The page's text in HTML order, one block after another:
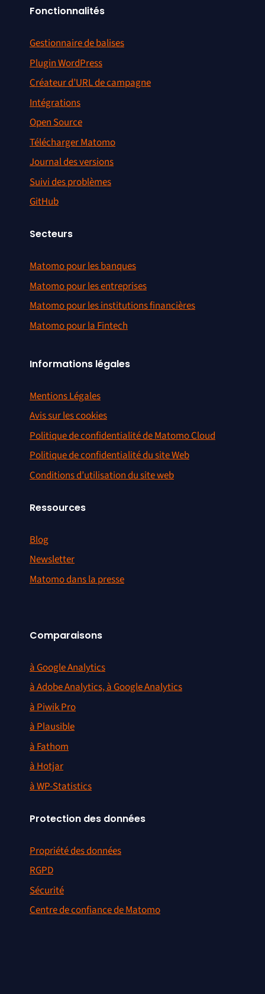
Fonctionnalités
Gestionnaire de balises
Plugin WordPress
Créateur d’URL de campagne
Intégrations
Open Source
Télécharger Matomo
Journal des versions
Suivi des problèmes
GitHub
Secteurs
Matomo pour les banques
Matomo pour les entreprises
Matomo pour les institutions financières
Matomo pour la Fintech
Informations légales
Mentions Légales
Avis sur les cookies
Politique de confidentialité de Matomo Cloud
Politique de confidentialité du site Web
Conditions d’utilisation du site web
Ressources
Blog
Newsletter
Matomo dans la presse
Comparaisons
à Google Analytics
à Adobe Analytics, à Google Analytics
à Piwik Pro
à Plausible
à Fathom
à Hotjar
à WP-Statistics
Protection des données
Propriété des données
RGPD
Sécurité
Centre de confiance de Matomo